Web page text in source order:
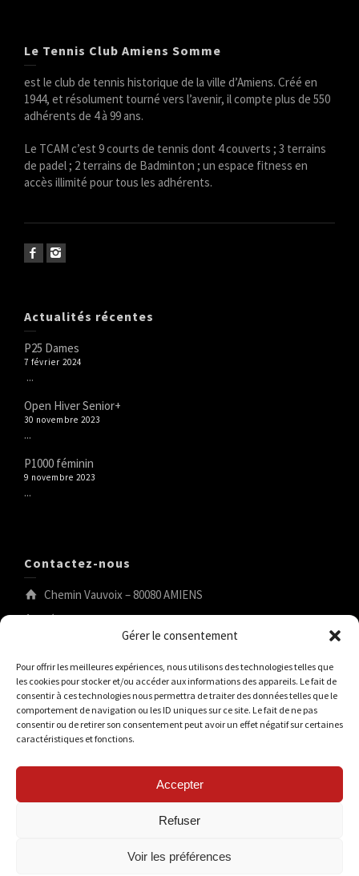
Gérer le consentement
Pour offrir les meilleures expériences, nous utilisons des technologies telles que
les cookies pour stocker et/ou accéder aux informations des appareils. Le fait de
consentir à ces technologies nous permettra de traiter des données telles que le
comportement de navigation ou les ID uniques sur ce site. Le fait de ne pas
consentir ou de retirer son consentement peut avoir un effet négatif sur certaines
caractéristiques et fonctions.
Accepter
Refuser
Voir les préférences
Le Tennis Club Amiens Somme
est le club de tennis historique de la ville d’Amiens. Créé en
1944, et résolument tourné vers l’avenir, il compte plus de 550
adhérents de 4 à 99 ans.
Le TCAM c’est 9 courts de tennis dont 4 couverts ; 3 terrains
de padel ; 2 terrains de Badminton ; un espace fitness en
accès illimité pour tous les adhérents.
Actualités récentes
P25 Dames
7 février 2024
...
Open Hiver Senior+
30 novembre 2023
...
P1000 féminin
9 novembre 2023
...
Contactez-nous
Chemin Vauvoix – 80080 AMIENS
tél.:03.22.44.53.04
Rechercher
© 2026 TCAM Tennis Club Amiens Métropole